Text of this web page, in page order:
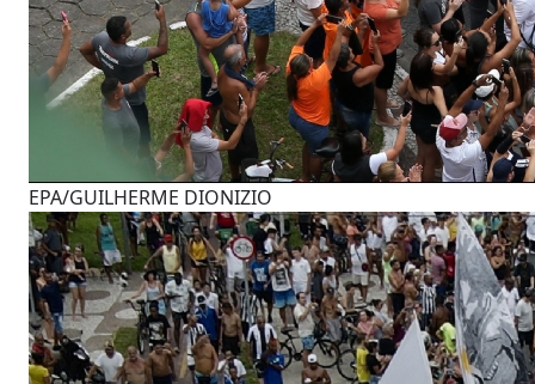
EPA/GUILHERME DIONIZIO